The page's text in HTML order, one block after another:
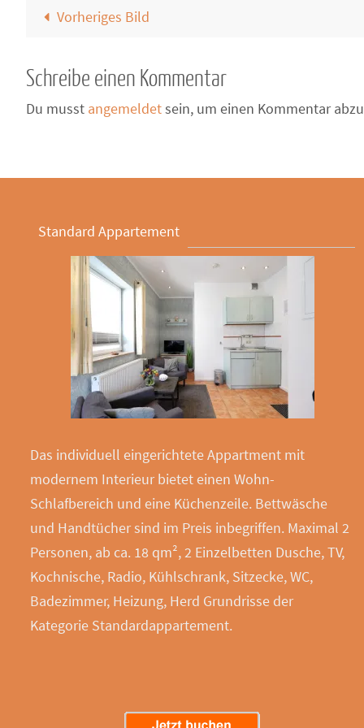
Vorheriges Bild
Schreibe einen Kommentar
Du musst angemeldetsein, um einen Kommentar
Standard Appartement
Das individuell eingerichtete Appartment mit
modernem Interieur bietet einen Wohn-
Schlafbereich und eine Küchenzeile. Bettwäsche
und Handtücher sind im Preis inbegriffen. Maximal 2
Personen, ab ca. 18 qm², 2 Einzelbetten Dusche, TV,
Kochnische, Radio, Kühlschrank, Sitzecke, WC,
Badezimmer, Heizung, Herd Grundrisse der
Kategorie Standardappartement.